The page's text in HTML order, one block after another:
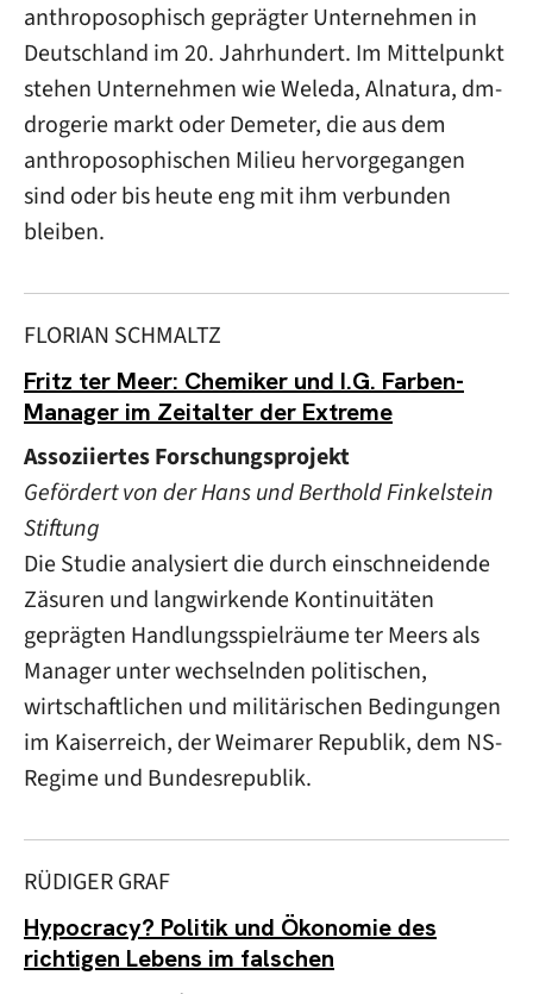
anthroposophisch geprägter Unternehmen in
Deutschland im 20. Jahrhundert. Im Mittelpunkt
stehen Unternehmen wie Weleda, Alnatura, dm-
drogerie markt oder Demeter, die aus dem
anthroposophischen Milieu hervorgegangen
sind oder bis heute eng mit ihm verbunden
bleiben.
FLORIAN SCHMALTZ
Fritz ter Meer: Chemiker und I.G. Farben-
Manager im Zeitalter der Extreme
Assoziiertes Forschungsprojekt
Gefördert von derHans und Berthold Finkelstein
Stiftung
Die Studie analysiert die durch einschneidende
Zäsuren und langwirkende Kontinuitäten
geprägten Handlungsspielräume ter Meers als
Manager unter wechselnden politischen,
wirtschaftlichen und militärischen Bedingungen
im Kaiserreich, der Weimarer Republik, dem NS-
Regime und Bundesrepublik.
RÜDIGER GRAF
Hypocracy? Politik und Ökonomie des
richtigen Lebens im falschen